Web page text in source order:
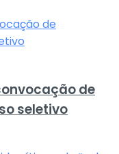
de
seletivo